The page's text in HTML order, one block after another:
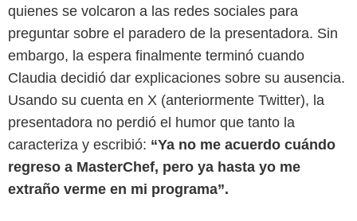
quienes se volcaron a las redes sociales para
preguntar sobre el paradero de la presentadora. Sin
embargo, la espera finalmente terminó cuando
Claudia decidió dar explicaciones sobre su ausencia.
Usando su cuenta en X (anteriormente Twitter), la
presentadora no perdió el humor que tanto la
caracteriza y escribió: “Ya no me acuerdo cuándo
regreso a MasterChef, pero ya hasta yo me
extraño verme en mi programa”.